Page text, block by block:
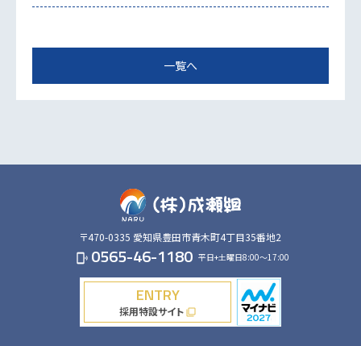
一覧へ
〒470-0335 愛知県豊田市青木町4丁目35番地2
phonelink_ring 0565-46-1180 平日+土曜日8:00～17:00
ENTRY
採用特設サイトfilter_none